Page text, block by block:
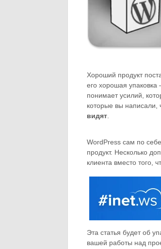
Хороший продукт
его хорошая
понимает усилий,
которые вы написали,
видят
WordPress сам по
продукт. Несколько
клиента вместо того,
Эта статья будет об
вашей работы над